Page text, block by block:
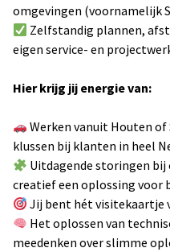
omgevingen (voornamelijk
Zelfstandig plannen,
eigen service- en
Hier krijg jij energie van:
Werken vanuit Houten
klussen bij klanten in heel
Uitdagende storingen
creatief een oplossing voor
Jij bent hét visitekaartje
Het oplossen van
meedenken over slimme